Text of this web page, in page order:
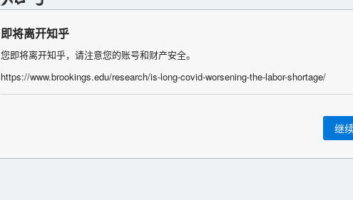
即将离开知乎
您即将离开知乎，请注意您的账号和财产安全。
https://www.brookings.edu/research/is-long-covid-worsening-the-labor-shortage/
继